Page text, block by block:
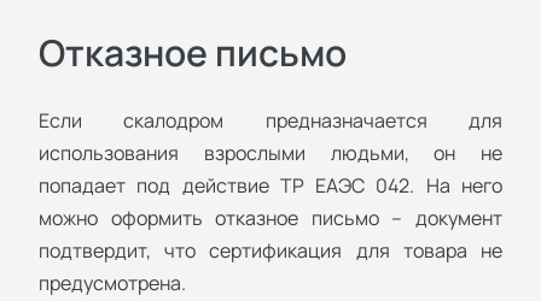
Отказное письмо
Если скалодром предназначается для
использования взрослыми людьми, он не
попадает под действие ТР ЕАЭС 042. На него
можно оформить отказное письмо – документ
подтвердит, что сертификация для товара не
предусмотрена.